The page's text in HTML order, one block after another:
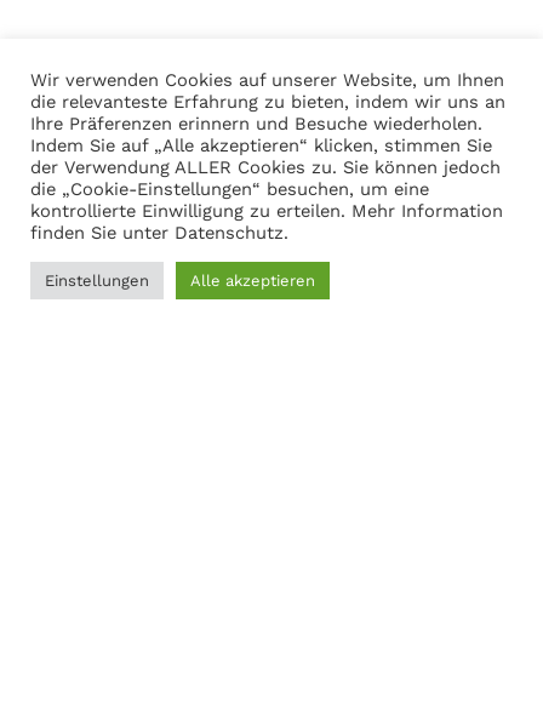
Mein Konto
Anmelden
Warenkorb anzeigen
Adresse
Martin Gasch
Wir verwenden Cookies auf unserer Website, um Ihnen
die relevanteste Erfahrung zu bieten, indem wir uns an
Ihre Präferenzen erinnern und Besuche wiederholen.
Indem Sie auf „Alle akzeptieren“ klicken, stimmen Sie
der Verwendung ALLER Cookies zu. Sie können jedoch
die „Cookie-Einstellungen“ besuchen, um eine
kontrollierte Einwilligung zu erteilen. Mehr Information
finden Sie unter Datenschutz.
Einstellungen Alle akzeptieren